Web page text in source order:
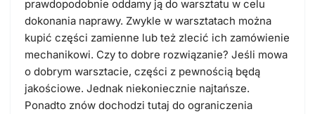
prawdopodobnie oddamy ją do warsztatu w celu
dokonania naprawy. Zwykle w warsztatach można
kupić części zamienne lub też zlecić ich zamówienie
mechanikowi. Czy to dobre rozwiązanie? Jeśli mowa
o dobrym warsztacie, części z pewnością będą
jakościowe. Jednak niekoniecznie najtańsze.
Ponadto znów dochodzi tutaj do ograniczenia